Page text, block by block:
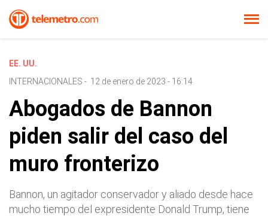
EE. UU.
INTERNACIONALES - 12 de enero de 2023 - 16:14
Abogados de Bannon
piden salir del caso del
muro fronterizo
Bannon, un agitador conservador y aliado desde hace
mucho tiempo del expresidente Donald Trump, tiene